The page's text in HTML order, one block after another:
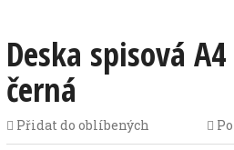
Deska spisová
černá
Přidat do oblíbených